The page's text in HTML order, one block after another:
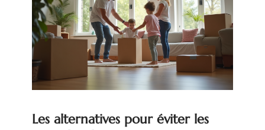
Les alternatives pour éviter les